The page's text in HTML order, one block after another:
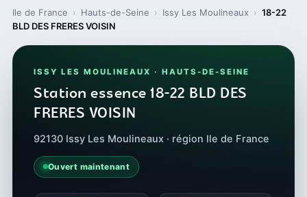
Ile de France › Hauts-de-Seine › Issy Les Moulineaux › 18-22
BLD DES FRERES VOISIN
ISSY LES MOULINEAUX · HAUTS-DE-SEINE
Station essence 18-22 BLD DES
FRERES VOISIN
92130 Issy Les Moulineaux · région Ile de France
Ouvert maintenant